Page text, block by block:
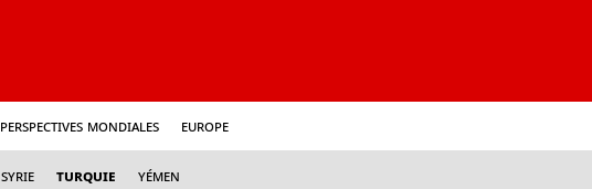
Perspectives mondiales Europe
Syrie Turquie Yémen